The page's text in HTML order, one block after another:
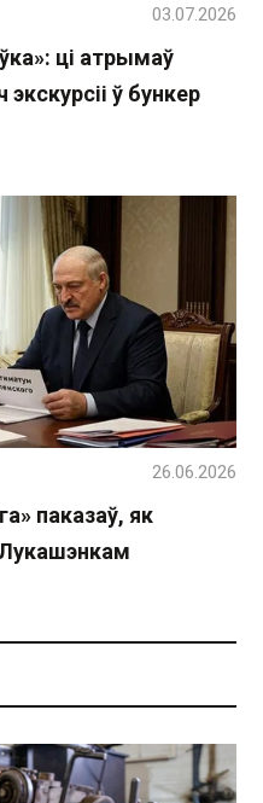
ці атрымаў
ў бункер
03.07.2026
паказаў, як
26.06.2026